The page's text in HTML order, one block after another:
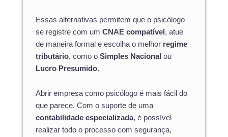
Essas alternativas permitem que o psicólogo
se registre com um CNAE compatível , atue
de maneira formal e escolha o melhor regime
tributário, como o Simples Nacional ou
Lucro Presumido.
Abrir empresa como psicólogo é mais fácil do
que parece. Com o suporte de uma
contabilidade especializada, é possível
realizar todo o processo com segurança,